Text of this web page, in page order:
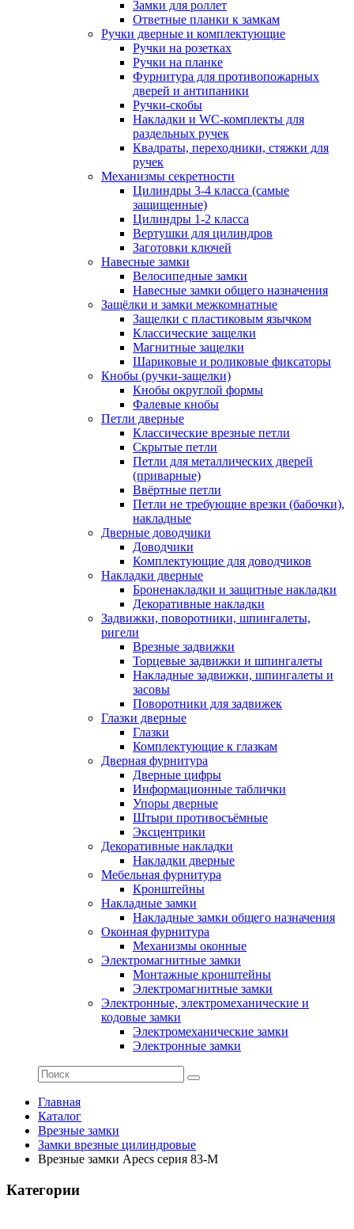
Замки для роллет
Ответные планки к замкам
Ручки дверные и комплектующие
Ручки на розетках
Ручки на планке
Фурнитура для противопожарных
дверей и антипаники
Ручки-скобы
Накладки и WC-комплекты для
раздельных ручек
Квадраты, переходники, стяжки для
ручек
Механизмы секретности
Цилиндры 3-4 класса (самые
защищенные)
Цилиндры 1-2 класса
Вертушки для цилиндров
Заготовки ключей
Навесные замки
Велосипедные замки
Навесные замки общего назначения
Защёлки и замки межкомнатные
Защелки с пластиковым язычком
Классические защелки
Магнитные защелки
Шариковые и роликовые фиксаторы
Кнобы (ручки-защелки)
Кнобы округлой формы
Фалевые кнобы
Петли дверные
Классические врезные петли
Скрытые петли
Петли для металлических дверей
(приварные)
Ввёртные петли
Петли не требующие врезки (бабочки),
накладные
Дверные доводчики
Доводчики
Комплектующие для доводчиков
Накладки дверные
Броненакладки и защитные накладки
Декоративные накладки
Задвижки, поворотники, шпингалеты,
ригели
Врезные задвижки
Торцевые задвижки и шпингалеты
Накладные задвижки, шпингалеты и
засовы
Поворотники для задвижек
Глазки дверные
Глазки
Комплектующие к глазкам
Дверная фурнитура
Дверные цифры
Информационные таблички
Упоры дверные
Штыри противосъёмные
Эксцентрики
Декоративные накладки
Накладки дверные
Мебельная фурнитура
Кронштейны
Накладные замки
Накладные замки общего назначения
Оконная фурнитура
Механизмы оконные
Электромагнитные замки
Монтажные кронштейны
Электромагнитные замки
Электронные, электромеханические и
кодовые замки
Электромеханические замки
Электронные замки
Главная
Каталог
Врезные замки
Замки врезные цилиндровые
Врезные замки Apecs серия 83-M
Категории